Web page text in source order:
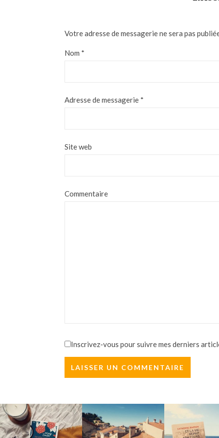
Votre adresse de messagerie ne sera pas
Nom *
Adresse de messagerie *
Site web
Commentaire
Inscrivez-vous pour suivre mes derniers
ROMANCE ET FAUTES DE FRAPPE
L'été, je